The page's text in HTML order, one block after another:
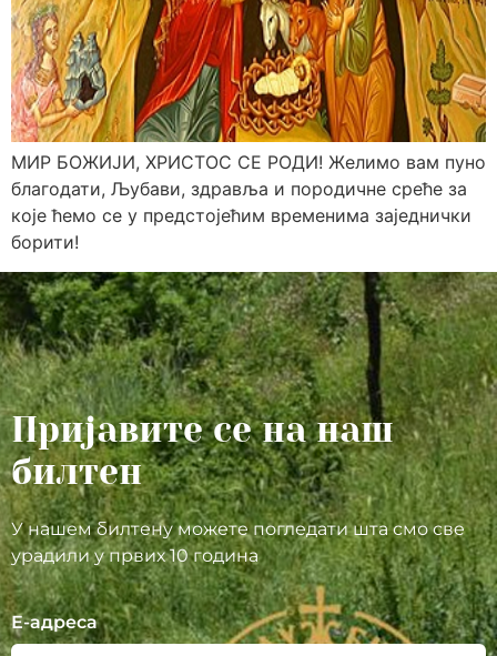
МИР БОЖИЈИ, ХРИСТОС СЕ РОДИ! Желимо вам пуно
благодати, Љубави, здравља и породичне среће за
које ћемо се у предстојећим временима заједнички
борити!
Пријавите се на наш
билтен
У нашем билтену можете погледати шта смо све
урадили у првих 10 година
Е-адреса